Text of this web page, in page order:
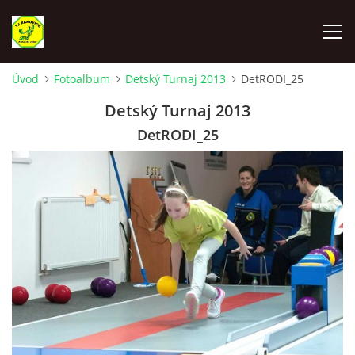
VYLOSOVANIE - SÚŤAŽNÝ ROČNÍK 2025-2026
TJ RAKOVICE "A"
TJ RAKOVICE ŽENY
TJ RAKOVICE DORAST
Úvod Fotoalbum Detský Turnaj 2013 DetRODI_25
Detský Turnaj 2013
DetRODI_25